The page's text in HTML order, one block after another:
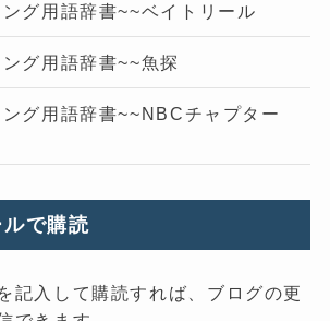
グ用語辞書~~ベイトリール
グ用語辞書~~魚探
グ用語辞書~~NBCチャプター
で購読
記入して購読すれば、ブログの更